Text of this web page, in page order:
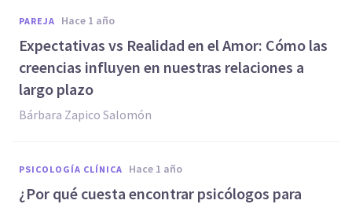
PAREJA hace 1 año
Expectativas vs Realidad en el Amor: Cómo las
creencias influyen en nuestras relaciones a
largo plazo
Bárbara Zapico Salomón
PSICOLOGÍA CLÍNICA hace 1 año
¿Por qué cuesta encontrar psicólogos para